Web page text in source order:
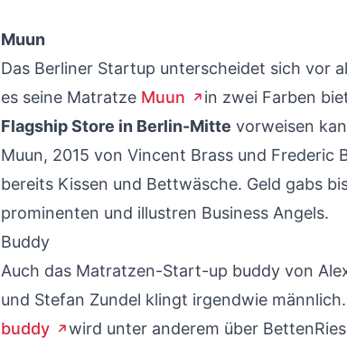
Muun
Das Berliner Startup unterscheidet sich vor
es seine Matratze Muun
in zwei Farben
Flagship Store in Berlin-Mitte vorweisen
Muun, 2015 von Vincent Brass und Frederic
bereits Kissen und Bettwäsche. Geld gabs
prominenten und illustren Business Angels.
Buddy
Auch das Matratzen-Start-up buddy von
und Stefan Zundel klingt irgendwie
buddy
wird unter anderem über